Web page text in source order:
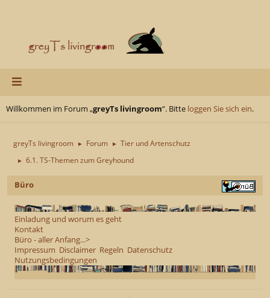
Willkommen im Forum „greyTs livingroom“. Bitte loggen Sie sich ein.
greyTs livingroom ► Forum ► Tier und Artenschutz
► 6.1. TS-Themen zum Greyhound
Büro
Einladung und worum es geht
Kontakt
Büro - aller Anfang...>
Impressum Disclaimer Regeln Datenschutz
Nutzungsbedingungen